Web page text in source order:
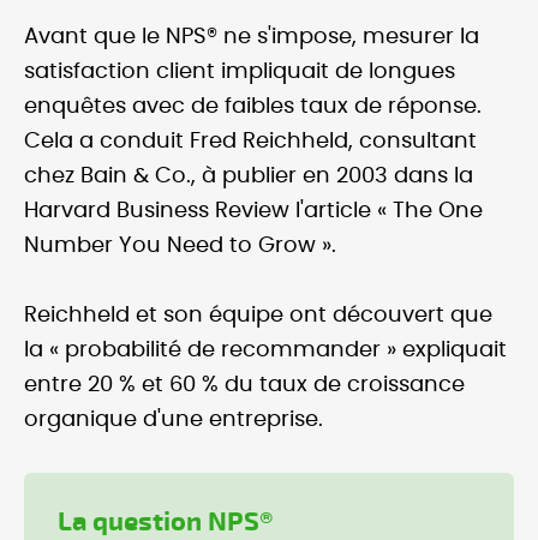
Avant que le NPS® ne s'impose, mesurer la
satisfaction client impliquait de longues
enquêtes avec de faibles taux de réponse.
Cela a conduit Fred Reichheld, consultant
chez Bain & Co., à publier en 2003 dans la
Harvard Business Review l'article « The One
Number You Need to Grow ».
Reichheld et son équipe ont découvert que
la « probabilité de recommander » expliquait
entre 20 % et 60 % du taux de croissance
organique d'une entreprise.
La question NPS®